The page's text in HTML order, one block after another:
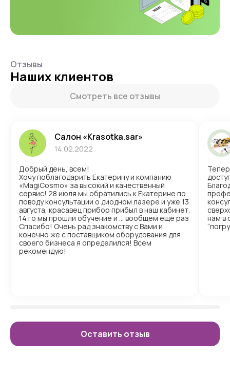
Отзывы
Наших клиентов
Смотреть все отзывы
Салон «Krasotka.sar»
14.02.2022
Добрый день, всем!
Хочу поблагодарить Екатерину и компанию
«MagiCosmo» за высокий и качественный
сервис! 28 июля мы обратились к Екатерине по
поводу консультации о диодном лазере и уже 13
августа, красавец прибор прибыл в наш кабинет.
14 го мы прошли обучение и … вообщем ещё раз
Спасибо! Очень рад знакомству с Вами и
конечно же с поставщиком оборудования для
своего бизнеса я определился! Всем
рекомендую!
нам в
Оставить отзыв